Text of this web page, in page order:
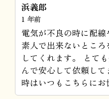
おでん
1 年前
エアコンの効きが悪
ました。 夜遅くだっ
るとのことで助かり
とても丁寧にしてい
す。